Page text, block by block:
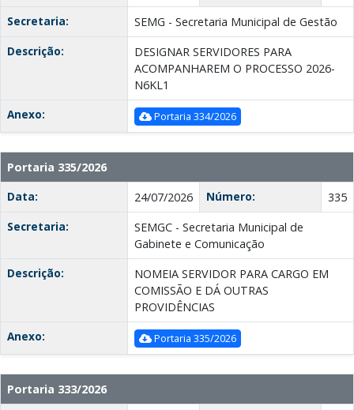
Secretaria:
SEMG - Secretaria Municipal de Gestão
Descrição:
DESIGNAR SERVIDORES PARA
ACOMPANHAREM O PROCESSO 2026-
N6KL1
Anexo:
Portaria 334/2026
Portaria 335/2026
Data:
24/07/2026 Número:
335
Secretaria:
SEMGC - Secretaria Municipal de
Gabinete e Comunicação
Descrição:
NOMEIA SERVIDOR PARA CARGO EM
COMISSÃO E DÁ OUTRAS
PROVIDÊNCIAS
Anexo:
Portaria 335/2026
Portaria 333/2026